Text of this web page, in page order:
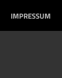
IMPRESSUM